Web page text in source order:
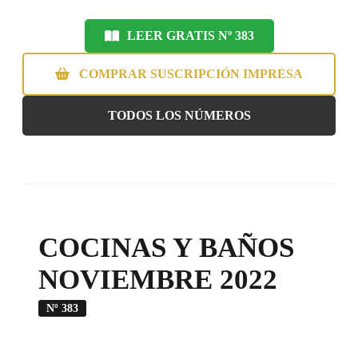
LEER GRATIS Nº 383
COMPRAR SUSCRIPCIÓN IMPRESA
TODOS LOS NÚMEROS
COCINAS Y BAÑOS
NOVIEMBRE 2022
Nº 383